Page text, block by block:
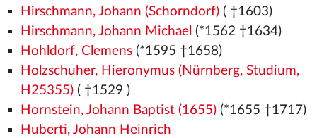
Hirschmann, Johann (Schorndorf)( †1603)
Hirschmann, Johann Michael (*1562 †1634)
Hohldorf, Clemens(*1595 †1658)
Holzschuher, Hieronymus (Nürnberg, Studium,
H25355)( †1529 )
Hornstein, Johann Baptist (1655)(*1655 †1717)
Huberti, Johann Heinrich